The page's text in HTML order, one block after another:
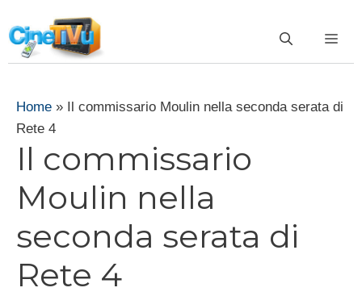
al
contenuto
Home » Il commissario Moulin nella seconda serata di
Rete 4
Il commissario
Moulin nella
seconda serata di
Rete 4